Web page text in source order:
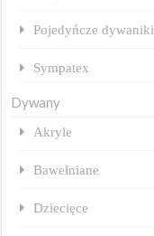
Pojedyńcze dywaniki
Sympatex
Dywany
Akryle
Bawełniane
Dziecięce